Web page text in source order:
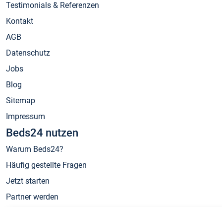
Testimonials & Referenzen
Kontakt
AGB
Datenschutz
Jobs
Blog
Sitemap
Impressum
Beds24 nutzen
Warum Beds24?
Häufig gestellte Fragen
Jetzt starten
Partner werden